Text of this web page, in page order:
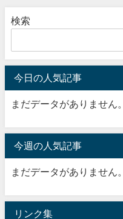
検索
今日の人気記事
まだデータがありません。
今週の人気記事
まだデータがありません。
リンク集